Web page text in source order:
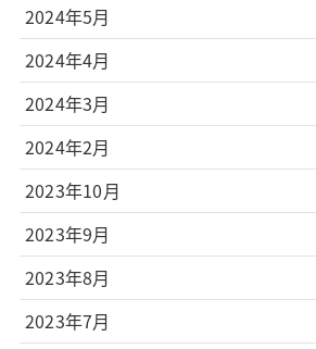
2024年5月
2024年4月
2024年3月
2024年2月
2023年10月
2023年9月
2023年8月
2023年7月